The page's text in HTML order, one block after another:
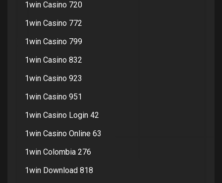
1win Casino 720
1win Casino 772
1win Casino 799
1win Casino 832
1win Casino 923
1win Casino 951
1win Casino Login 42
1win Casino Online 63
1win Colombia 276
1win Download 818